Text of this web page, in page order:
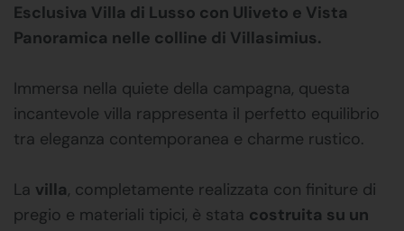
Esclusiva Villa di Lusso con Uliveto e Vista
Panoramica nelle colline di Villasimius.
Immersa nella quiete della campagna, questa
incantevole villa rappresenta il perfetto equilibrio
tra eleganza contemporanea e charme rustico.
La villa, completamente realizzata con finiture di
pregio e materiali tipici, è stata costruita su un